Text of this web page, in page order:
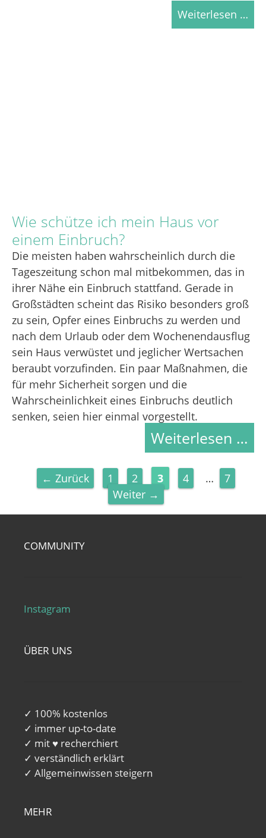
Weiterlesen …
Wie schütze ich mein Haus vor
einem Einbruch?
Die meisten haben wahrscheinlich durch die
Tageszeitung schon mal mitbekommen, das in
ihrer Nähe ein Einbruch stattfand. Gerade in
Großstädten scheint das Risiko besonders groß
zu sein, Opfer eines Einbruchs zu werden und
nach dem Urlaub oder dem Wochenendausflug
sein Haus verwüstet und jeglicher Wertsachen
beraubt vorzufinden. Ein paar Maßnahmen, die
für mehr Sicherheit sorgen und die
Wahrscheinlichkeit eines Einbruchs deutlich
senken, seien hier einmal vorgestellt.
Weiterlesen …
← Zurück Seite
1 Seite
2 Seite
3 Seite
4 … Seite
7
Weiter →
COMMUNITY
Instagram
ÜBER UNS
✓ 100% kostenlos
✓ immer up-to-date
✓ mit ♥ recherchiert
✓ verständlich erklärt
✓ Allgemeinwissen steigern
MEHR